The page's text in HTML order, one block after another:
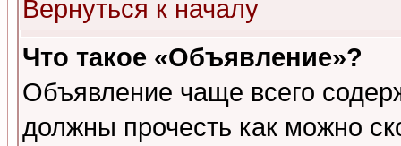
Вернуться к началу
Что такое «Объявление»?
Объявление чаще всего
должны прочесть как можно